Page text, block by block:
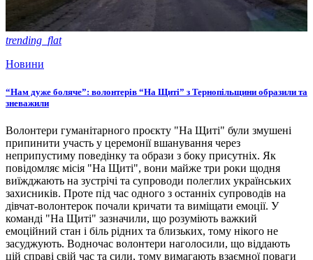
trending_flat
Новини
“Нам дуже боляче”: волонтерів “На Щиті” з Тернопільщини образили та
зневажили
Волонтери гуманітарного проєкту "На Щиті" були змушені
припинити участь у церемонії вшанування через
неприпустиму поведінку та образи з боку присутніх. Як
повідомляє місія "На Щиті", вони майже три роки щодня
виїжджають на зустрічі та супроводи полеглих українських
захисників. Проте під час одного з останніх супроводів на
дівчат-волонтерок почали кричати та виміщати емоції. У
команді "На Щиті" зазначили, що розуміють важкий
емоційний стан і біль рідних та близьких, тому нікого не
засуджують. Водночас волонтери наголосили, що віддають
цій справі свій час та сили, тому вимагають взаємної поваги